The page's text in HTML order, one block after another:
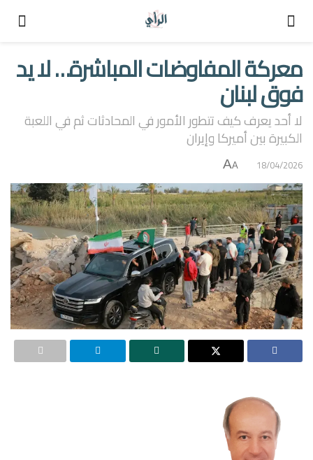
معركة المفاوضات المباشرة… لا يد
فوق لبنان
لا أحد يعرف كيف تتطور الأمور في المحادثات ثم في اللعبة
الكبيرة بين أميركا وإیران
18/04/2026
A
A